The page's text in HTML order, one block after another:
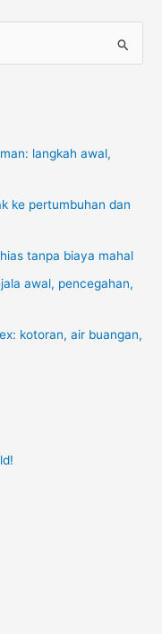
langkah awal,
ke pertumbuhan dan
tanpa biaya mahal
awal, pencegahan,
kotoran, air buangan,